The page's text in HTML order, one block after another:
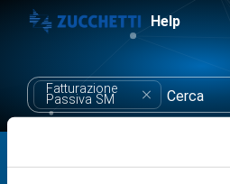
Help
Fatturazione
Passiva SM
Fatturazione